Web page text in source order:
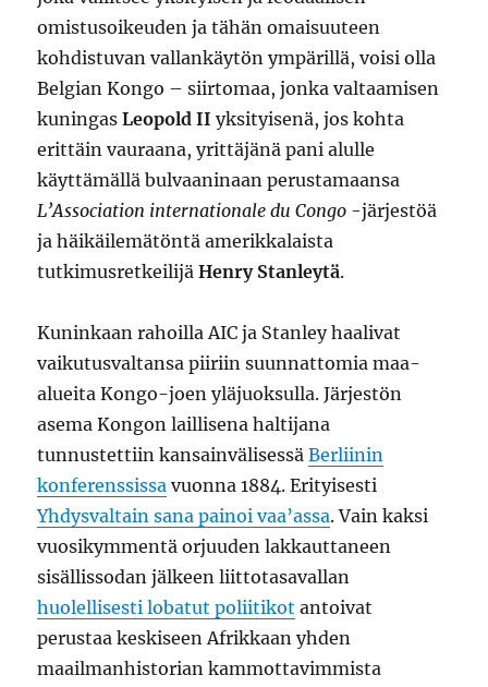
omistusoikeuden ja tähän omaisuuteen
kohdistuvan vallankäytön ympärillä, voisi olla
Belgian Kongo – siirtomaa, jonka valtaamisen
kuningasLeopold II yksityisenä, jos kohta
erittäin vauraana, yrittäjänä pani alulle
käyttämällä bulvaaninaan perustamaansa
L’Association internationale du Congo -järjestöä
ja häikäilemätöntä amerikkalaista
tutkimusretkeilijäHenry Stanleytä.
Kuninkaan rahoilla AIC ja Stanley haalivat
vaikutusvaltansa piiriin suunnattomia maa-
alueita Kongo-joen yläjuoksulla. Järjestön
asema Kongon laillisena haltijana
tunnustettiin kansainvälisessäBerliinin
konferenssissa vuonna 1884. Erityisesti
Yhdysvaltain sana painoi vaa’assa. Vain kaksi
vuosikymmentä orjuuden lakkauttaneen
sisällissodan jälkeen liittotasavallan
huolellisesti lobatut poliitikot antoivat
perustaa keskiseen Afrikkaan yhden
maailmanhistorian kammottavimmista